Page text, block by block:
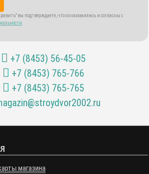
вы подтверждаете, что ознакомились и согласны с
+7 (8453) 56-45-05
+7 (8453) 765-766
+7 (8453) 765-765
магазина